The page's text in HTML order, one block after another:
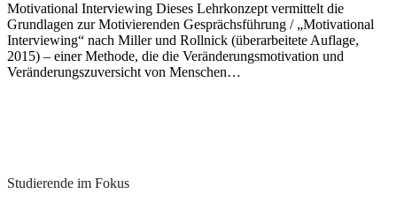
Motivational Interviewing Dieses Lehrkonzept vermittelt die
Grundlagen zur Motivierenden Gesprächsführung / „Motivational
Interviewing“ nach Miller und Rollnick (überarbeitete Auflage,
2015) – einer Methode, die die Veränderungsmotivation und
Veränderungszuversicht von Menschen…
Studierende im Fokus